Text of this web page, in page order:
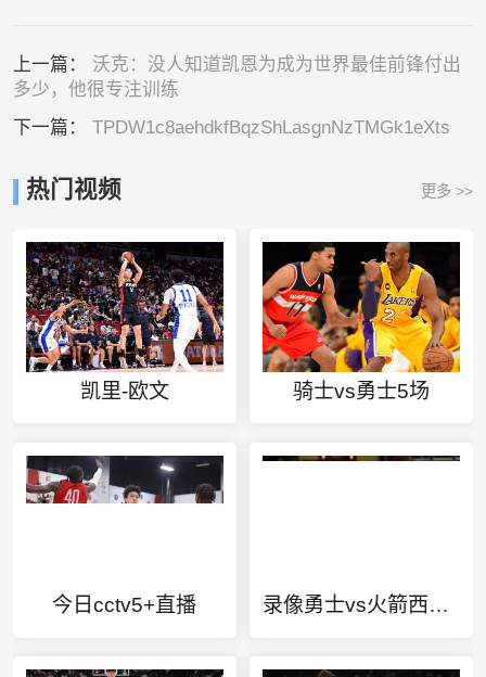
上一篇： 沃克：没人知道凯恩为成为世界最佳前锋付出
多少，他很专注训练
下一篇： TPDW1c8aehdkfBqzShLasgnNzTMGk1eXts
热门视频 更多 >>
凯里-欧文 骑士vs勇士5场
今日cctv5+直播 录像勇士vs火箭西部决赛